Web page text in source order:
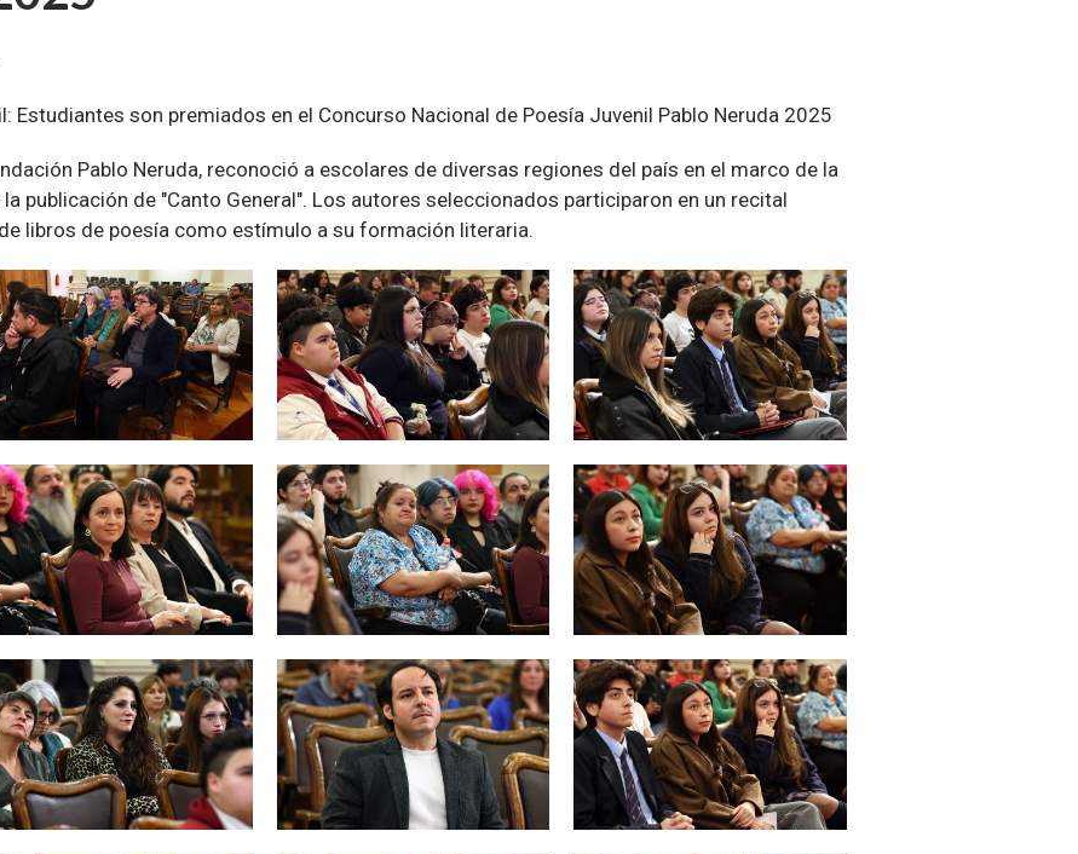
Estudiantes son premiados en el Concurso Nacional de Poesía Juvenil Pablo Neruda 2025
Pablo Neruda, reconoció a escolares de diversas regiones del país en el marco de la
publicación de "Canto General". Los autores seleccionados participaron en un recital
libros de poesía como estímulo a su formación literaria.
Zoom Zoom
Zoom Zoom
Zoom Zoom